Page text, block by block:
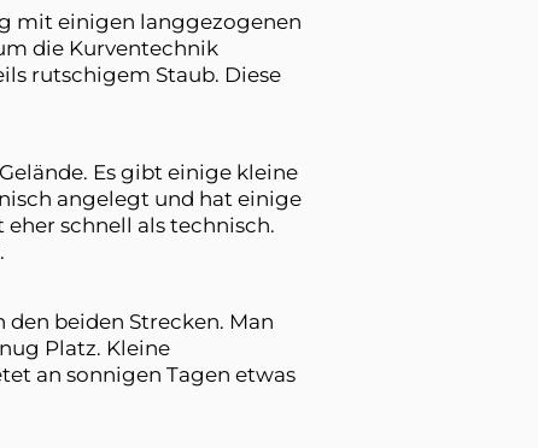
mit einigen langgezogenen
die Kurventechnik
rutschigem Staub. Diese
Es gibt einige kleine
angelegt und hat einige
schnell als technisch.
beiden Strecken. Man
Platz. Kleine
an sonnigen Tagen etwas